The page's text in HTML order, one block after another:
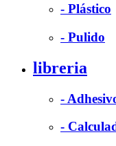
- Plástico
- Pulido
libreria
-
-